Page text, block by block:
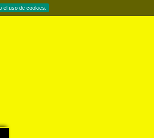
el uso de cookies.